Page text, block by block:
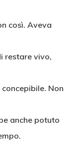
così. Aveva
restare vivo,
Non
anche potuto